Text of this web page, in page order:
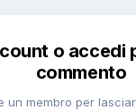
o accedi
commento
un membro per